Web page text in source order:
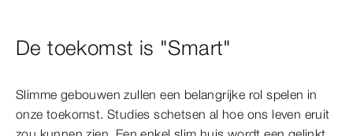
De toekomst is "Smart"
Slimme gebouwen zullen een belangrijke rol spelen in
onze toekomst. Studies schetsen al hoe ons leven eruit